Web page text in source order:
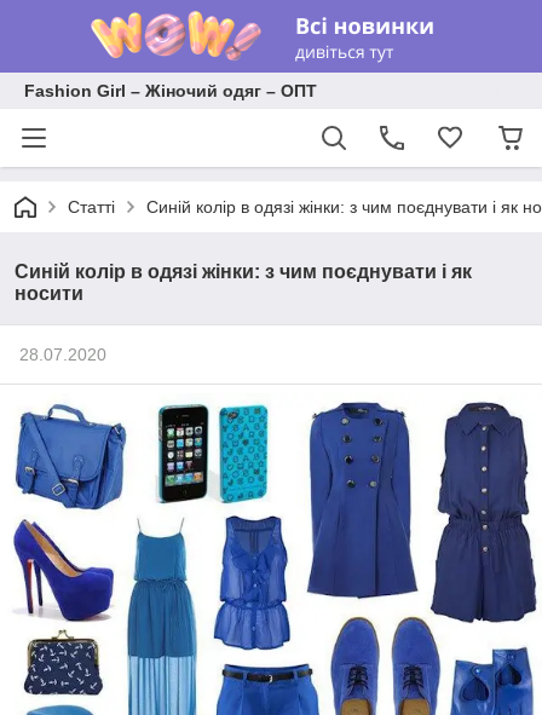
Fashion Girl – Жіночий одяг – ОПТ
Статті Синій колір в одязі жінки: з чим поєднувати і як
Синій колір в одязі жінки: з чим поєднувати і як
носити
28.07.2020